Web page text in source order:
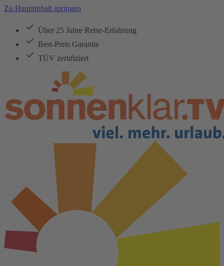
Zu Hauptinhalt springen
Über 25 Jahre Reise-Erfahrung
Best-Preis Garantie
TÜV zertifiziert